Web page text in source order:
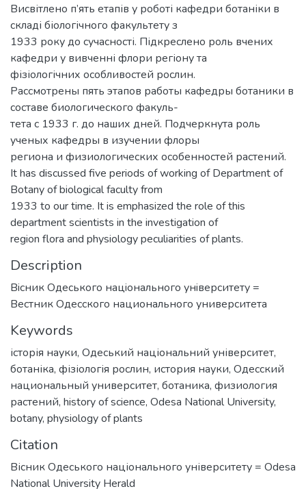
Висвітлено п’ять етапів у роботі кафедри ботаніки в
складі біологічного факультету з
1933 року до сучасності. Підкреслено роль вчених
кафедри у вивченні флори регіону та
фізіологічних особливостей рослин.
Рассмотрены пять этапов работы кафедры ботаники в
составе биологического факуль-
тета с 1933 г. до наших дней. Подчеркнута роль
ученых кафедры в изучении флоры
региона и физиологических особенностей растений.
It has discussed five periods of working of Department of
Botany of biological faculty from
1933 to our time. It is emphasized the role of this
department scientists in the investigation of
region flora and physiology peculiarities of plants.
Description
Вiсник Одеського нацiонального унiверситету =
Вестник Одесского национального университета
Keywords
історія науки, Одеський національний університет,
ботаніка, фізіологія рослин, история науки, Одесский
национальный университет, ботаника, физиология
растений, history of science, Odesa National University,
botany, physiology of plants
Citation
Вісник Одеського національного університету = Odesa
National University Herald